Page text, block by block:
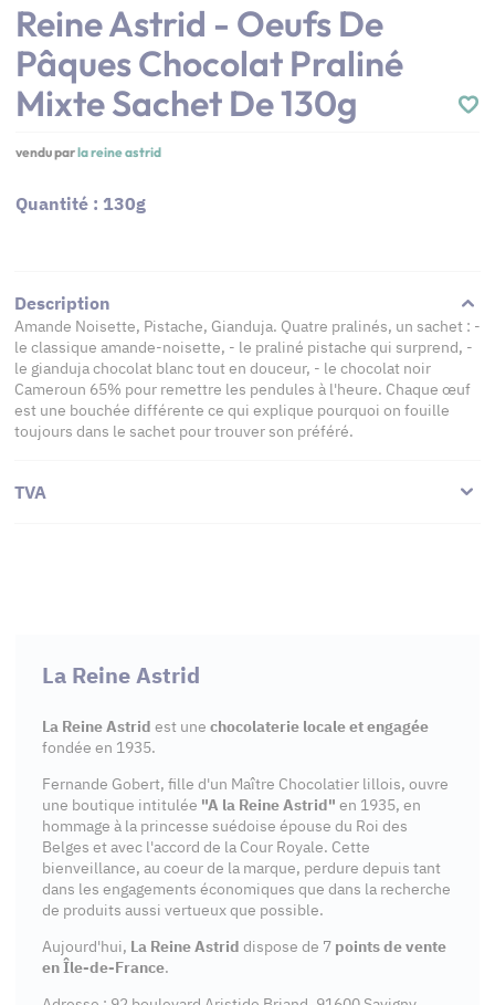
Reine Astrid - Oeufs De
Pâques Chocolat Praliné
Mixte Sachet De 130g
vendu parla reine astrid
Quantité : 130g
Description
Amande Noisette, Pistache, Gianduja. Quatre pralinés, un sachet : -
le classique amande-noisette, - le praliné pistache qui surprend, -
le gianduja chocolat blanc tout en douceur, - le chocolat noir
Cameroun 65% pour remettre les pendules à l'heure. Chaque œuf
est une bouchée différente ce qui explique pourquoi on fouille
toujours dans le sachet pour trouver son préféré.
TVA
La Reine Astrid
La Reine Astrid est une chocolaterie locale et engagée
fondée en 1935.
Fernande Gobert, fille d'un Maître Chocolatier lillois, ouvre
une boutique intitulée "A la Reine Astrid" en 1935, en
hommage à la princesse suédoise épouse du Roi des
Belges et avec l'accord de la Cour Royale. Cette
bienveillance, au coeur de la marque, perdure depuis tant
dans les engagements économiques que dans la recherche
de produits aussi vertueux que possible.
Aujourd'hui, La Reine Astrid dispose de 7 points de vente
en Île-de-France.